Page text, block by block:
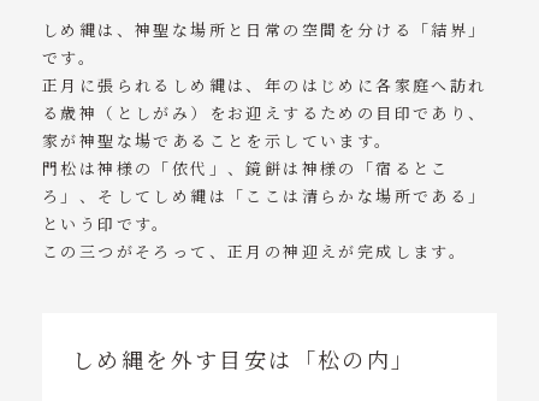
しめ縄は、神聖な場所と日常の空間を分ける「結界」
です。
正月に張られるしめ縄は、年のはじめに各家庭へ訪れ
る歳神（としがみ）をお迎えするための目印であり、
家が神聖な場であることを示しています。
門松は神様の「依代」、鏡餅は神様の「宿るとこ
ろ」、そしてしめ縄は「ここは清らかな場所である」
という印です。
この三つがそろって、正月の神迎えが完成します。
しめ縄を外す目安は「松の内」